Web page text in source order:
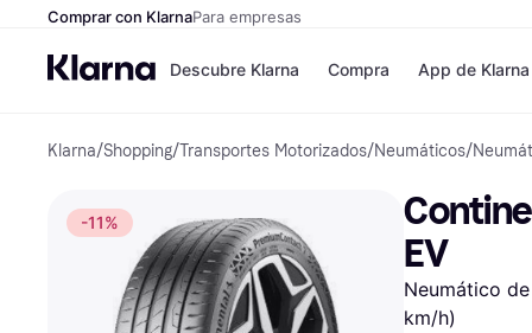
Comprar con KlarnaPara empresas
Descubre Klarna
Formas de pago
Paga ahora
Paga en 3 plazos
Paga en 30 días
Financiación
Klarna en Apple
Compra
Tiendas
Shein
Zalando
Zara
JD Sports
App de Klarna
Klarna/Shopping/Transportes Motorizados/Neumáticos/
-11%
EV
Neumático
km/h)